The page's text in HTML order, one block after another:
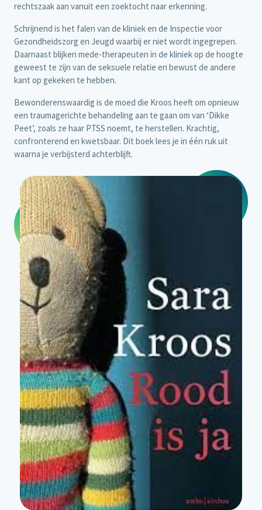
rechtszaak aan vanuit een zoektocht naar erkenning.
Schrijnend is het falen van de kliniek en de Inspectie voor
Gezondheidszorg en Jeugd waarbij er niet wordt ingegrepen.
Daarnaast blijken mede-therapeuten in de kliniek op de hoogte
geweest te zijn van de seksuele relatie en bewust de andere
kant op gekeken te hebben.
Bewonderenswaardig is de moed die Kroos heeft om opnieuw
een traumagerichte behandeling aan te gaan om van ‘Dikke
Peet’, zoals ze haar PTSS noemt, te herstellen. Krachtig,
confronterend en kwetsbaar. Dit boek lees je in één ruk uit
waarna je verbijsterd achterblijft.